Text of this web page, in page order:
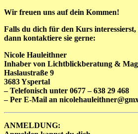
Wir freuen uns auf dein Kommen!
Falls du dich für den Kurs
dann kontaktiere sie gerne:
Nicole Hauleithner
Inhaber von Lichtblickberatung &
Haslaustraße 9
3683 Yspertal
– Telefonisch unter 0677 – 638 29 468
– Per E-Mail an
ANMELDUNG: